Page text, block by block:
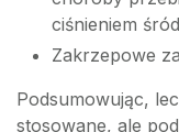
ciśnieniem
Zakrzepowe
Podsumowując,
stosowane, ale